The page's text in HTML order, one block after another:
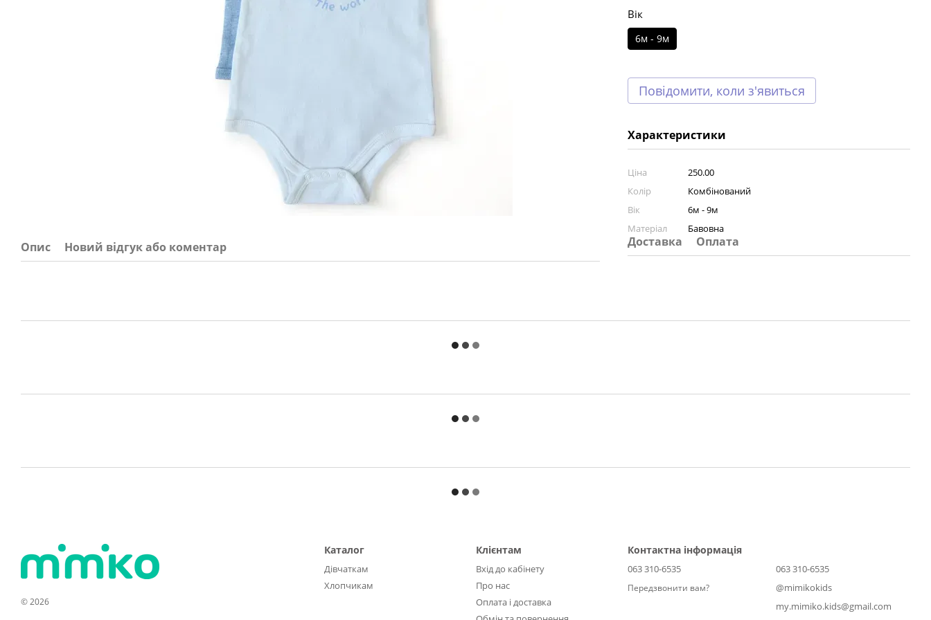
Опис Новий відгук або коментар
Вік
6м - 9м
Повідомити, коли з'явиться
Характеристики
Ціна
250.00
Колір
Комбінований
Вік
6м - 9м
Матеріал
Бавовна
Доставка Оплата
© 2026
Каталог
Дівчаткам
Хлопчикам
Клієнтам
Вхід до кабінету
Про нас
Оплата і доставка
Контактна інформація
063 310-6535
Передзвонити вам?
063 310-6535
@mimikokids
my.mimiko.kids@gmail.com